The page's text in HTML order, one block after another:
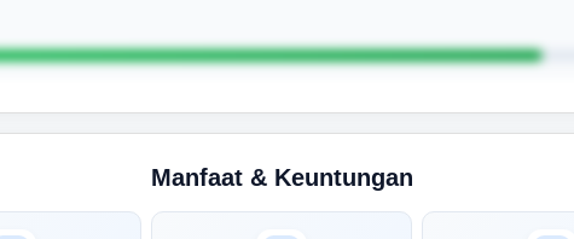
Manfaat & Keuntungan